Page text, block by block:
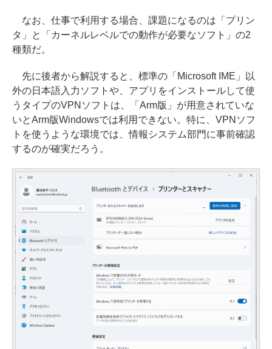
なお、仕事で利用する場合、課題になるのは「プリン
タ」と「カーネルレベルでの動作が必要なソフト」の2
種類だ。
先に後者から解説すると、標準の「Microsoft IME」以
外の日本語入力ソフトや、アプリをインストールして使
うタイプのVPNソフトは、「Arm版」が用意されていな
いとArm版Windowsでは利用できない。特に、VPNソフ
トを使うような環境では、情報システム部門に事前確認
するのが確実だろう。